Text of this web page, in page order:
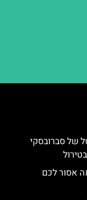
של סברובסקי
אסור לכם